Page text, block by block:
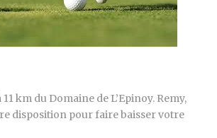
km du Domaine de L’Epinoy. Remy,
disposition pour faire baisser votre